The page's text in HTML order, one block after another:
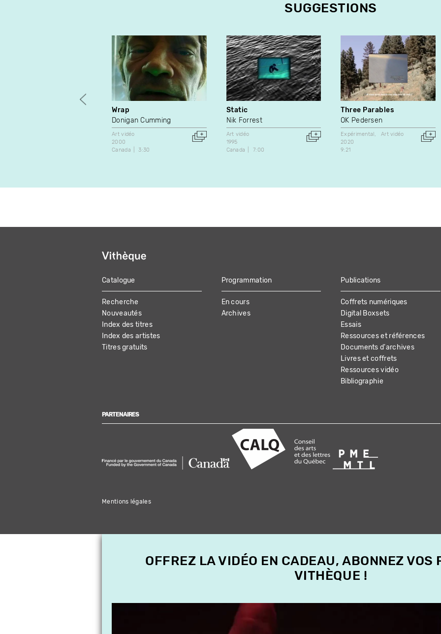
SUGGESTIONS
Wrap
Donigan Cumming
Art vidéo
2000
Canada
3:30
Static
Nik Forrest
Art vidéo
1995
Canada
7:00
Three Parables
OK Pedersen
Expérimental
Art vidéo
2020
9:21
MAIN
NAVIGATION
Catalogue
Recherche
Nouveautés
Index des titres
Index des artistes
Titres gratuits
Programmation
En cours
Archives
Publications
Coffrets numériques
Digital Boxsets
Essais
Ressources et références
Documents d'archives
Livres et coffrets
Ressources vidéo
Bibliographie
PARTENAIRES
Mentions légales